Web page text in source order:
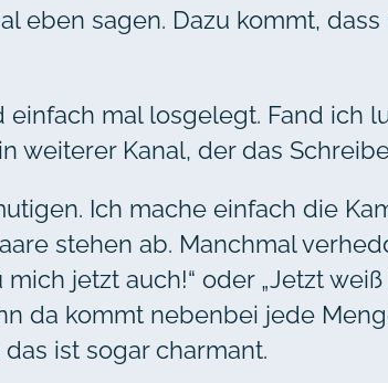
eben sagen. Dazu kommt,
mal losgelegt. Fand ich
weiterer Kanal, der das
Ich mache einfach die
stehen ab. Manchmal
jetzt auch!“ oder „Jetzt
da kommt nebenbei jede
ist sogar charmant.